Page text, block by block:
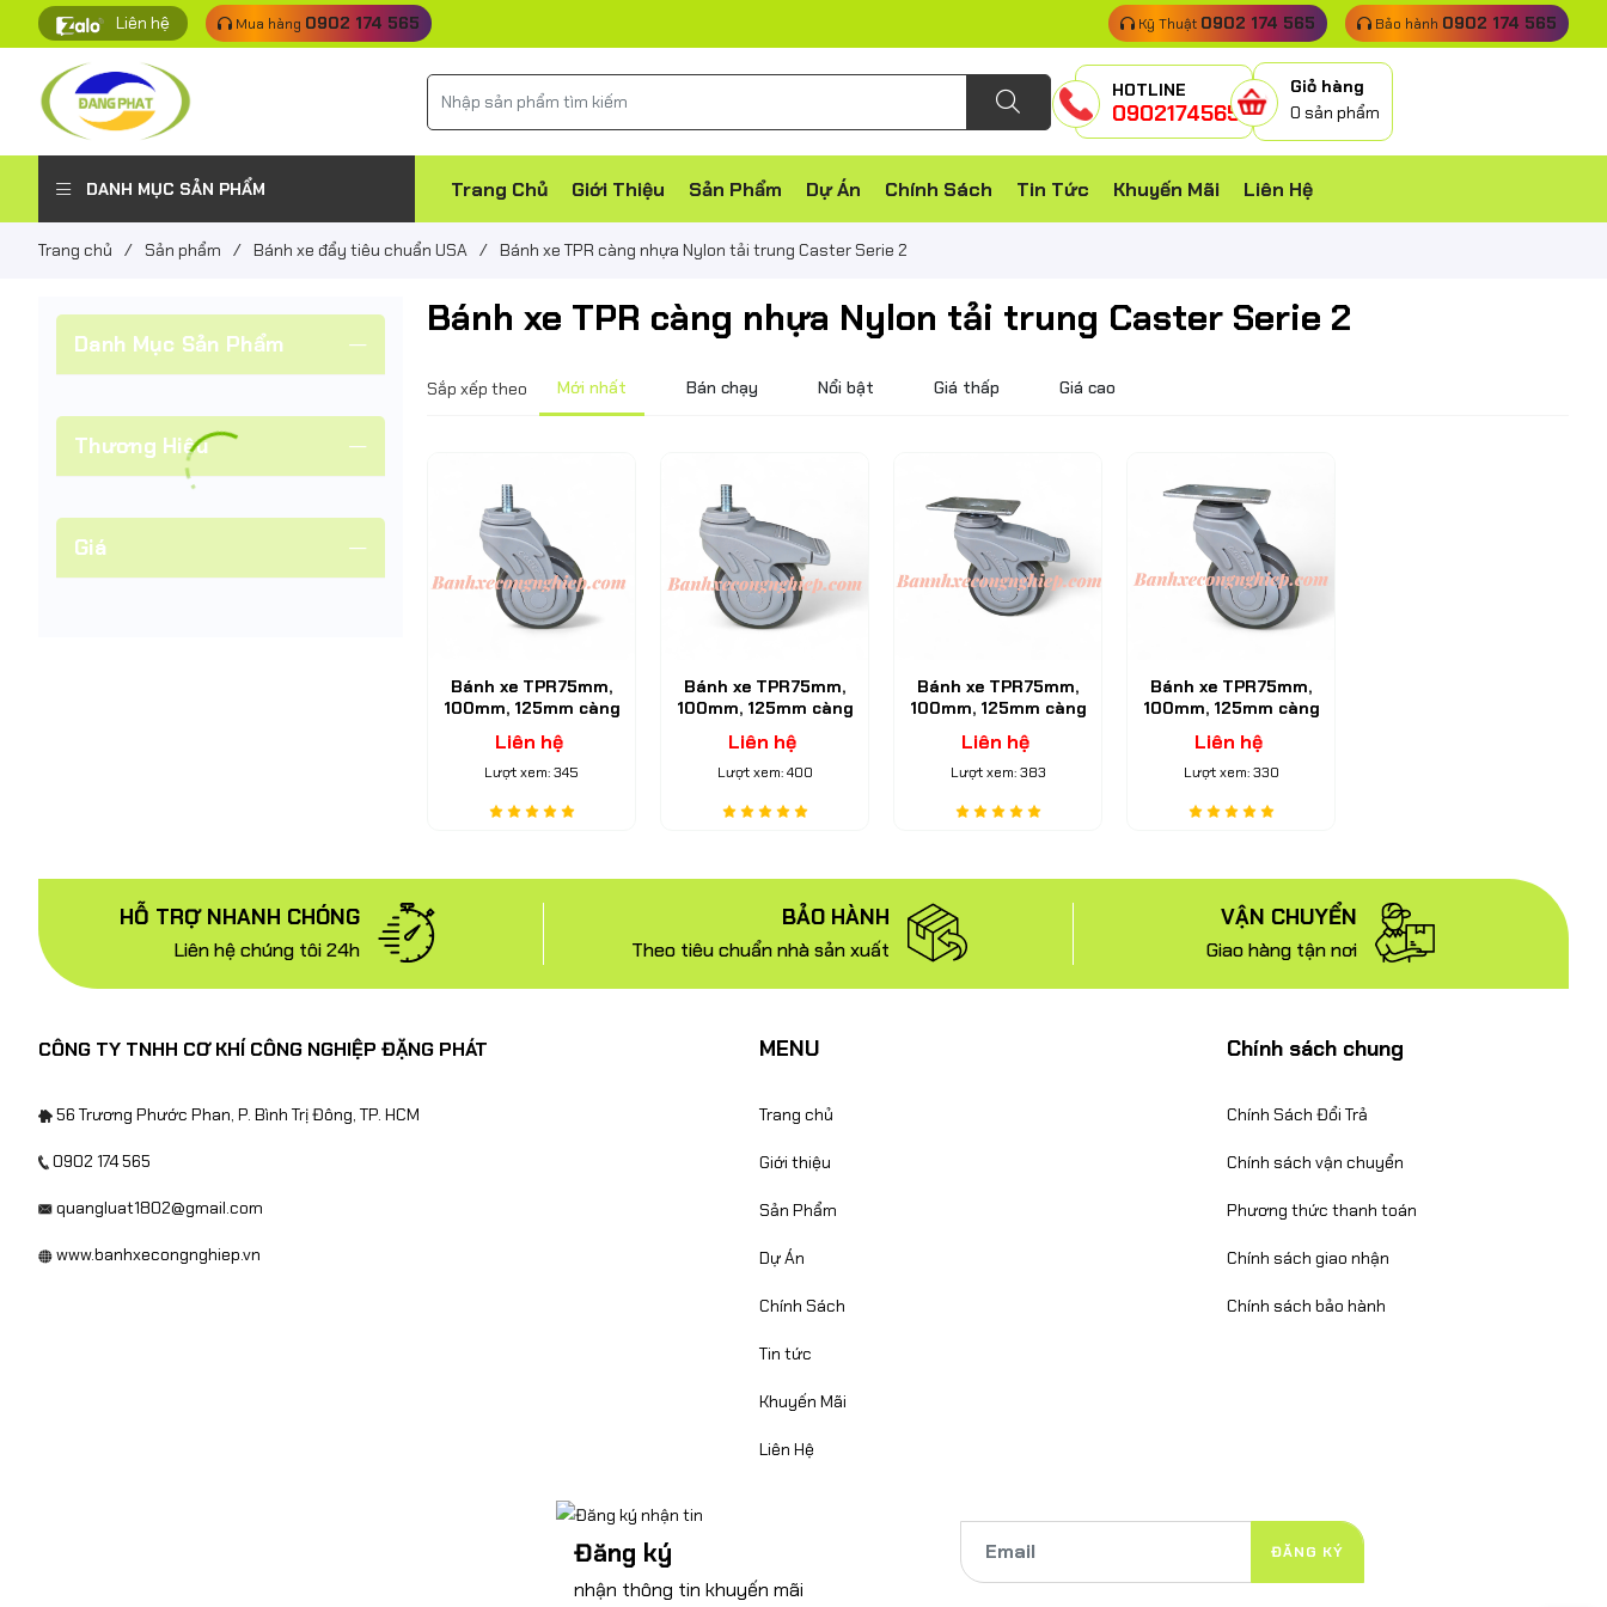
Liên hệ Mua hàng 0902 174 565 Kỹ Thuật 0902 174 565 Bảo hành 0902 174 565
HOTLINE
0902174565
Giỏ hàng
0 sản phẩm
DANH MỤC SẢN PHẨM Trang Chủ Giới Thiệu Sản Phẩm Dự Án Chính Sách Tin Tức Khuyến Mãi Liên Hệ
Trang chủ / Sản phẩm / Bánh xe đẩy tiêu chuẩn USA / Bánh xe TPR càng nhựa Nylon tải trung Caster Serie 2
Bánh xe TPR càng nhựa Nylon tải trung Caster Serie 2
Sắp xếp theo Mới nhất Bán chạy Nổi bật Giá thấp Giá cao
Bánh xe TPR75mm,
100mm, 125mm càng
nhựa Nylon xoay M12
Caster Serie 2
Liên hệ
Lượt xem: 345
Bánh xe TPR75mm,
100mm, 125mm càng
nhựa Nylon xoay khóa
M12 Caster Serie 2
Liên hệ
Lượt xem: 400
Bánh xe TPR75mm,
100mm, 125mm càng
nhựa Nylon xoay khóa
Caster Serie 2
Liên hệ
Lượt xem: 383
Bánh xe TPR75mm,
100mm, 125mm càng
nhựa Nylon Caster
Serie 2
Liên hệ
Lượt xem: 330
Danh Mục Sản Phẩm
Thương Hiệu
Giá
HỖ TRỢ NHANH CHÓNG
Liên hệ chúng tôi 24h
BẢO HÀNH
Theo tiêu chuẩn nhà sản xuất
VẬN CHUYỂN
Giao hàng tận nơi
CÔNG TY TNHH CƠ KHÍ CÔNG NGHIỆP ĐẶNG PHÁT
56 Trương Phước Phan, P. Bình Trị Đông, TP. HCM
0902 174 565
quangluat1802@gmail.com
www.banhxecongnghiep.vn
MENU
Trang chủ
Giới thiệu
Sản Phẩm
Dự Án
Chính Sách
Tin tức
Khuyến Mãi
Liên Hệ
Chính sách chung
Chính Sách Đổi Trả
Chính sách vận chuyển
Phương thức thanh toán
Chính sách giao nhận
Chính sách bảo hành
Đăng ký
nhận thông tin khuyến mãi
ĐĂNG KÝ